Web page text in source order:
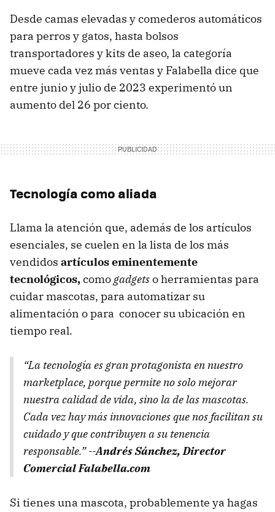
Desde camas elevadas y comederos automáticos
para perros y gatos, hasta bolsos
transportadores y kits de aseo, la categoría
mueve cada vez más ventas y Falabella dice que
entre junio y julio de 2023 experimentó un
aumento del 26 por ciento.
Tecnología como aliada
Llama la atención que, además de los artículos
esenciales, se cuelen en la lista de los más
vendidos artículos eminentemente
tecnológicos,comogadgetso herramientas para
cuidar mascotas, para automatizar su
alimentación o para conocer su ubicación en
tiempo real.
“La tecnología es gran protagonista en nuestro
marketplace, porque permite no solo mejorar
nuestra calidad de vida, sino la de las mascotas.
Cada vez hay más innovaciones que nos facilitan su
cuidado y que contribuyen a su tenencia
responsable.” --Andrés Sánchez, Director
Comercial Falabella.com
Si tienes una mascota, probablemente ya hagas